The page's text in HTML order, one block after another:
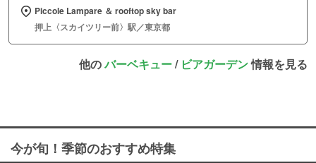
Piccole Lampare ＆ rooftop sky bar
押上〈スカイツリー前〉駅／東京都
他のバーベキュー/ ビアガーデン情報を見る
今が旬！季節のおすすめ特集